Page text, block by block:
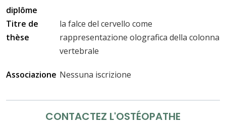
diplôme
Titre de
thèse
la falce del cervello come
rappresentazione olografica della colonna
vertebrale
Associazione Nessuna iscrizione
CONTACTEZ L'OSTÉOPATHE